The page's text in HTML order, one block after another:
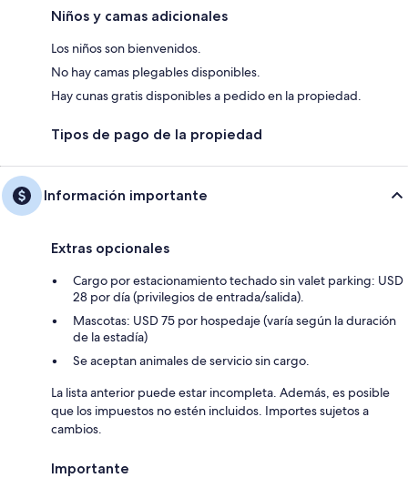
Niños y camas adicionales
Los niños son bienvenidos.
No hay camas plegables disponibles.
Hay cunas gratis disponibles a pedido en la propiedad.
Tipos de pago de la propiedad
Información importante
Extras opcionales
Cargo por estacionamiento techado sin valet parking: USD
28 por día (privilegios de entrada/salida).
Mascotas: USD 75 por hospedaje (varía según la duración
de la estadía)
Se aceptan animales de servicio sin cargo.
La lista anterior puede estar incompleta. Además, es posible
que los impuestos no estén incluidos. Importes sujetos a
cambios.
Importante